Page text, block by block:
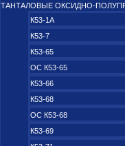
ТАНТАЛОВЫЕ
К53-1А
К53-7
К53-65
ОС К53-65
К53-66
К53-68
ОС К53-68
К53-69